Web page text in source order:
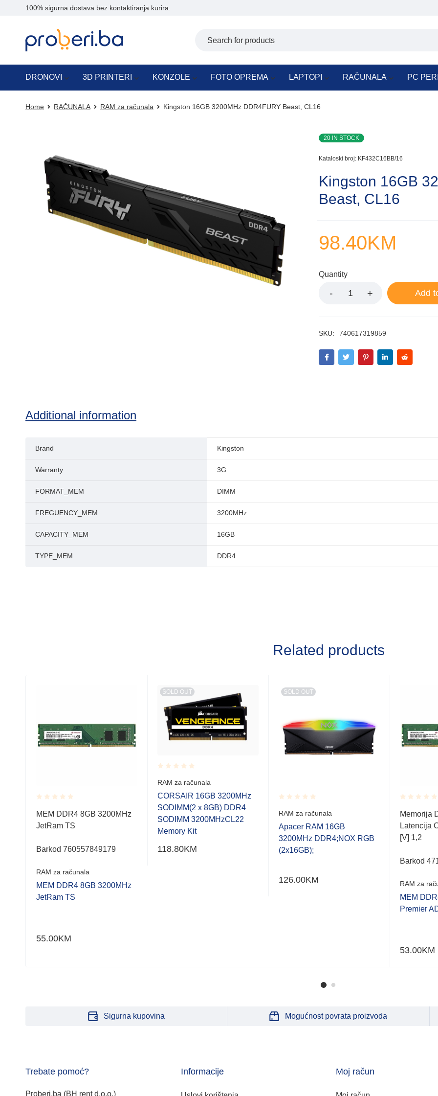
100% sigurna dostava bez kontaktiranja kurira.
DRONOVI 3D PRINTERI KONZOLE FOTO OPREMA LAPTOPI RAČUNALA PC
Home RAČUNALA RAM za računala Kingston 16GB 3200MHz DDR4FURY Beast, CL16
20 IN STOCK
Kataloski broj: KF432C16BB/16
Kingston 16GB
Beast, CL16
98.40KM
Quantity
Add
SKU: 740617319859
Additional information
Brand Kingston
Warranty 3G
FORMAT_MEM DIMM
FREGUENCY_MEM 3200MHz
CAPACITY_MEM 16GB
TYPE_MEM DDR4
Related products
Rated
0.001
out
MEM DDR4 8GB 3200MHz
JetRam TS
Barkod 760557849179
RAM za računala
MEM DDR4 8GB 3200MHz
JetRam TS
55.00KM
SOLD OUT
Rated
0.001
out
of
5
RAM za računala
CORSAIR 16GB 3200MHz
SODIMM(2 x 8GB) DDR4
SODIMM 3200MHzCL22
Memory Kit
118.80KM
SOLD OUT
Rated
0.001
out
of
5
RAM za računala
Apacer RAM 16GB
3200MHz DDR4;NOX RGB
(2x16GB);
126.00KM
Rated
0.001
out
of
5
Memorija
Latencija
[V] 1,2
Barkod
RAM za
MEM
Premier
53.00KM
Sigurna kupovina Mogućnost povrata proizvoda
Trebate pomoć?
Proberi.ba (BH rent d.o.o.)
Informacije Moj račun